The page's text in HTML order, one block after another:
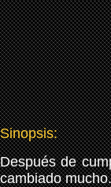
Sinopsis:
Después de
cambiado mucho.